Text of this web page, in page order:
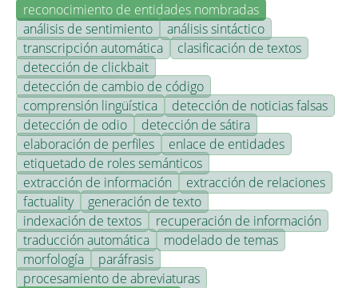
reconocimiento de entidades nombradas
análisis de sentimiento
análisis sintáctico
transcripción automática
clasificación de textos
detección de clickbait
detección de cambio de código
comprensión lingüística
detección de noticias falsas
detección de odio
detección de sátira
elaboración de perfiles
enlace de entidades
etiquetado de roles semánticos
extracción de información
extracción de relaciones
factuality
generación de texto
indexación de textos
recuperación de información
traducción automática
modelado de temas
morfología
paráfrasis
procesamiento de abreviaturas